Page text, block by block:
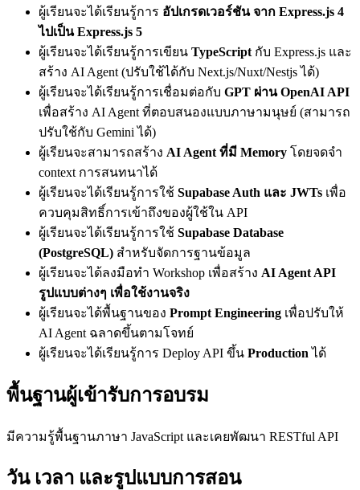
ผู้เรียนจะได้เรียนรู้การ อัปเกรดเวอร์ชัน จาก Express.js 4
ไปเป็น Express.js 5
ผู้เรียนจะได้เรียนรู้การเขียน TypeScript กับ Express.js และ
สร้าง AI Agent (ปรับใช้ได้กับ Next.js/Nuxt/Nestjs ได้)
ผู้เรียนจะได้เรียนรู้การเชื่อมต่อกับ GPT ผ่าน OpenAI API
เพื่อสร้าง AI Agent ที่ตอบสนองแบบภาษามนุษย์ (สามารถ
ปรับใช้กับ Gemini ได้)
ผู้เรียนจะสามารถสร้าง AI Agent ที่มี Memory โดยจดจำ
context การสนทนาได้
ผู้เรียนจะได้เรียนรู้การใช้ Supabase Auth และ JWTs เพื่อ
ควบคุมสิทธิ์การเข้าถึงของผู้ใช้ใน API
ผู้เรียนจะได้เรียนรู้การใช้ Supabase Database
(PostgreSQL) สำหรับจัดการฐานข้อมูล
ผู้เรียนจะได้ลงมือทำ Workshop เพื่อสร้าง AI Agent API
รูปแบบต่างๆ เพื่อใช้งานจริง
ผู้เรียนจะได้พื้นฐานของ Prompt Engineering เพื่อปรับให้
AI Agent ฉลาดขึ้นตามโจทย์
ผู้เรียนจะได้เรียนรู้การ Deploy API ขึ้น Production ได้
พื้นฐานผู้เข้ารับการอบรม
มีความรู้พื้นฐานภาษา JavaScript และเคยพัฒนา RESTful API
วัน เวลา และรูปแบบการสอน